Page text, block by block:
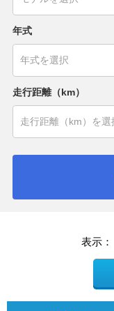
年式
走行距離（km）
表示：